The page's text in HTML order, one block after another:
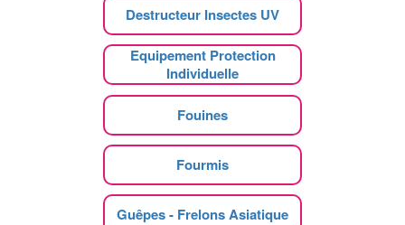
Destructeur Insectes UV
Equipement Protection
Individuelle
Fouines
Fourmis
Guêpes - Frelons Asiatique